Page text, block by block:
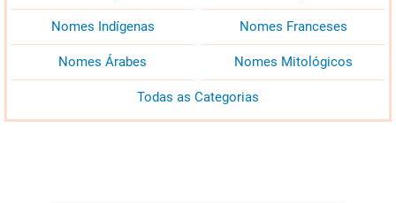
Nomes Indígenas Nomes Franceses
Nomes Árabes Nomes Mitológicos
Todas as Categorias